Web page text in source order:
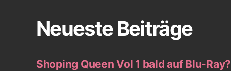
Neueste Beiträge
Shoping Queen Vol 1 bald auf Blu-Ray?